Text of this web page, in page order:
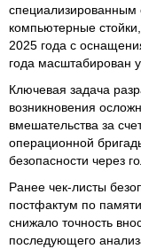
компьютерные
2025 года с
года масштабирован
Ключевая задача
возникновения
вмешательства за
операционной
безопасности через
Ранее чек-листы
постфактум по
снижало точность
последующего